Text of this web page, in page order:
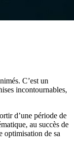
C’est un
incontournables,
d’une période de
au succès de
optimisation de sa